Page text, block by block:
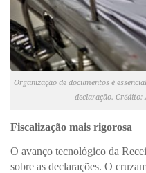
Organização de documentos é
declaração. Crédito:
Fiscalização mais rigorosa
O avanço tecnológico da
sobre as declarações. O